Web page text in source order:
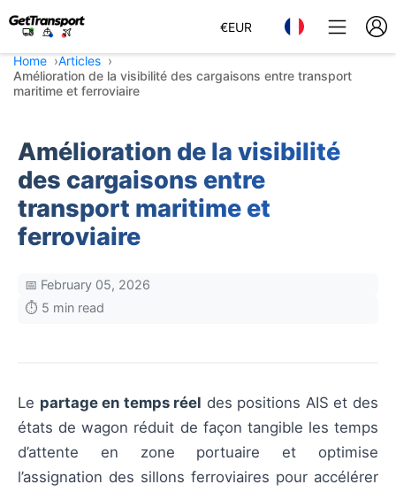
€EUR
Home
Articles
Amélioration de la visibilité des cargaisons entre transport
maritime et ferroviaire
Amélioration de la visibilité
des cargaisons entre
transport maritime et
ferroviaire
📅 February 05, 2026
⏱️ 5 min read
Le partage en temps réel des positions AIS et des
états de wagon réduit de façon tangible les temps
d’attente en zone portuaire et optimise
l’assignation des sillons ferroviaires pour accélérer